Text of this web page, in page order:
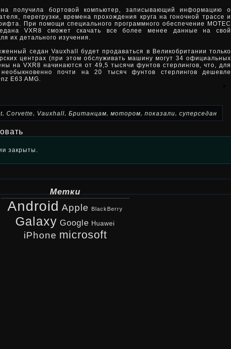
получила бортовой компьютер, записывающий информацию о
перегрузки, времена прохождения круга на гоночной трассе и
При помощи специального программного обеспечение MOTEC
VXR8 сможет скачать все более менее данные на свой
их детального изучения.
седан Vauxhall будет продаваться в Великобритании только
центрах (при этом обслуживать машину могут 34 официальных
на VXR8 начинаются от 49,5 тысячи фунтов стерлингов, что, для
необыкновенно почти на 20 тысяч фунтов стерлингов дешевле
E63 AMG.
, Corvette, Vauxhall, Британцам, мотором, показали, суперседан
закрыты.
Метки
Android Apple BlackBerry
Galaxy Google Huawei
iPhone microsoft